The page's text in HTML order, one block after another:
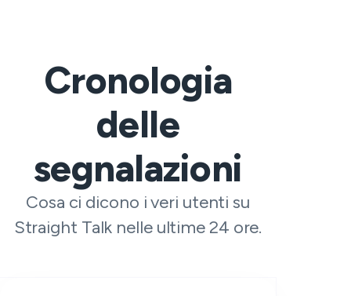
Cronologia
delle
segnalazioni
Cosa ci dicono i veri utenti su
Straight Talk nelle ultime 24 ore.